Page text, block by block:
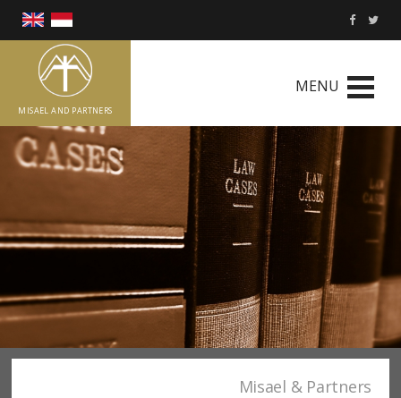
MISAEL AND PARTNERS
MENU
Misael & Partners